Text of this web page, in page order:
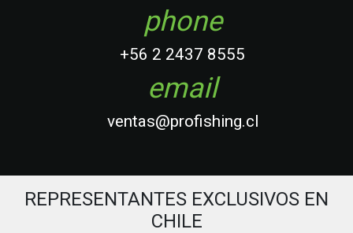
phone
+56 2 2437 8555
email
ventas@profishing.cl
REPRESENTANTES EXCLUSIVOS EN
CHILE